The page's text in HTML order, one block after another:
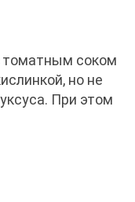
соком
но не
При этом